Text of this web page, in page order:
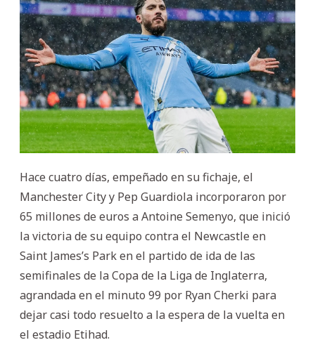
Hace cuatro días, empeñado en su fichaje, el
Manchester City y Pep Guardiola incorporaron por
65 millones de euros a Antoine Semenyo, que inició
la victoria de su equipo contra el Newcastle en
Saint James’s Park en el partido de ida de las
semifinales de la Copa de la Liga de Inglaterra,
agrandada en el minuto 99 por Ryan Cherki para
dejar casi todo resuelto a la espera de la vuelta en
el estadio Etihad.